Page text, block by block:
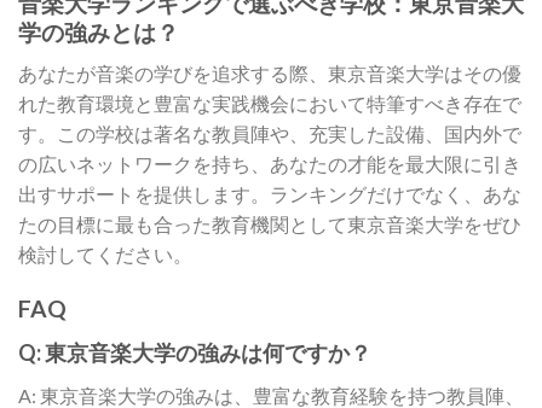
学の強みとは？
あなたが音楽の学びを追求する際、東京音楽大学はその優
れた教育環境と豊富な実践機会において特筆すべき存在で
す。この学校は著名な教員陣や、充実した設備、国内外で
の広いネットワークを持ち、あなたの才能を最大限に引き
出すサポートを提供します。ランキングだけでなく、あな
たの目標に最も合った教育機関として東京音楽大学をぜひ
検討してください。
FAQ
Q: 東京音楽大学の強みは何ですか？
A: 東京音楽大学の強みは、豊富な教育経験を持つ教員陣、